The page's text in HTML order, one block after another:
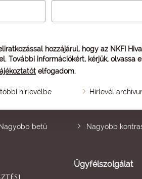
hozzájárul, hogy az NKFI
További információkért, kérjük, olvassa
elfogadom.
hírlevélbe Hírlevél
Nagyobb betű Nagyobb
Ügyfélszolgálat